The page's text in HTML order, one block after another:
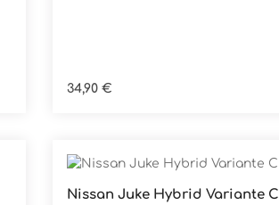
Regulärer Preis:
34,90 €
Nissan Juke Hybrid Variante C